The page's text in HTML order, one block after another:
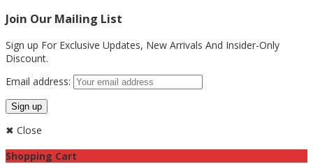
Join Our Mailing List
Sign up For Exclusive Updates, New Arrivals And Insider-Only
Discount.
Email address:
✖ Close
Shopping Cart